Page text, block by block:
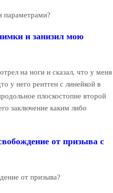
параметрами?
и занизил мою
на ноги и сказал, что у меня
у него рентген с линейкой в
плоскостопие второй
заключение каким либо
от призыва с
от призыва?